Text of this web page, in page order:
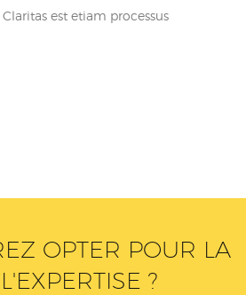
est etiam processus
OPTER POUR LA
?